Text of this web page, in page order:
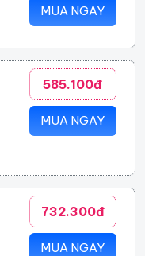
MUA NGAY
585.100đ
MUA NGAY
732.300đ
MUA NGAY